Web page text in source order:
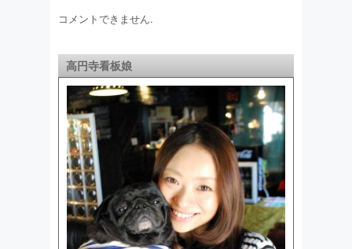
コメントできません.
高円寺看板娘